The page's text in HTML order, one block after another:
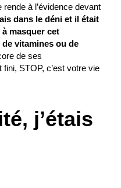
à l’évidence devant
dans le déni et il était
masquer cet
vitamines ou de
de ses
STOP, c’est votre vie
j’étais